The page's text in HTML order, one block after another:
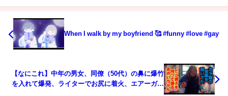
When I walk by my boyfriend 🥰 #funny #love #gay
【なにこれ】中年の男女、同僚（50代）の鼻に爆竹
を入れて爆発、ライターでお尻に着火、エアーガン